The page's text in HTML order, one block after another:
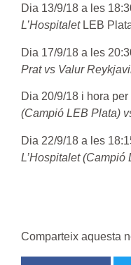
Dia 13/9/18 a les
L’HospitaletLEB
Dia 17/9/18 a les
Prat vs Valur
Dia 20/9/18 i hora
(Campió LEB Plata)
Dia 22/9/18 a les
L’Hospitalet (Campió
Comparteix aquesta